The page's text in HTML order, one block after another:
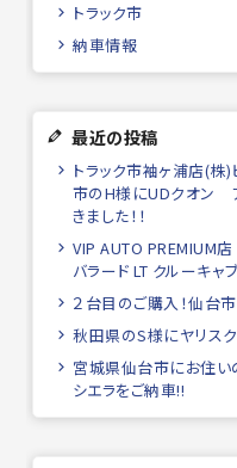
トラック市
納車情報
最近の投稿
トラック市袖ヶ浦店(株)
市のH様にUDクオン
きました！！
VIP AUTO PREMIUM
バラード LT クルーキャ
２台目のご購入！仙台
秋田県のS様にヤリスク
宮城県仙台市にお住い
シエラをご納車!!